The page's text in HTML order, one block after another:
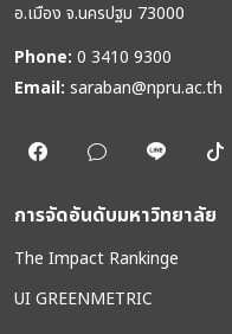
อ.เมือง จ.นครปฐม 73000
Phone: 0 3410 9300
Email: saraban@npru.ac.th
การจัดอันดับมหาวิทยาลัย
The Impact Rankinge
UI GREENMETRIC